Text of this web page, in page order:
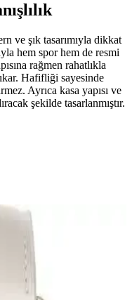
ve şık tasarımıyla dikkat
hem spor hem de resmi
rağmen rahatlıkla
Hafifliği sayesinde
Ayrıca kasa yapısı ve
şekilde tasarlanmıştır.
Yorumlarıyla
kullanıcı yorumları ve
bilgi. Güncel bilgiler
detaylar içerir.